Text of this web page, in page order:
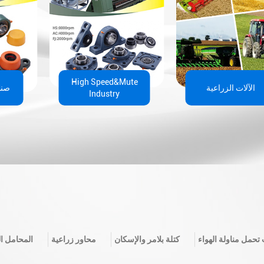
الآلات الزراعية جهاز التوزيع اللوجستي
bearing units solutions for
food and beverage industry
2026New product FK
المحامل محاور زراعية كتلة بلامر والإسكان مناولة الهواء